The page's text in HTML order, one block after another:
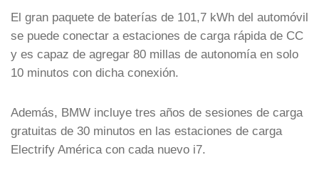
El gran paquete de baterías de 101,7 kWh del automóvil
se puede conectar a estaciones de carga rápida de CC
y es capaz de agregar 80 millas de autonomía en solo
10 minutos con dicha conexión.
Además, BMW incluye tres años de sesiones de carga
gratuitas de 30 minutos en las estaciones de carga
Electrify América con cada nuevo i7.